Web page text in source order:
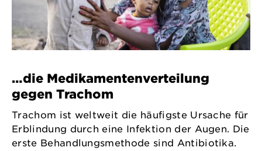
…die Medikamentenverteilung
gegen Trachom
Trachom ist weltweit die häufigste Ursache für
Erblindung durch eine Infektion der Augen. Die
erste Behandlungsmethode sind Antibiotika.